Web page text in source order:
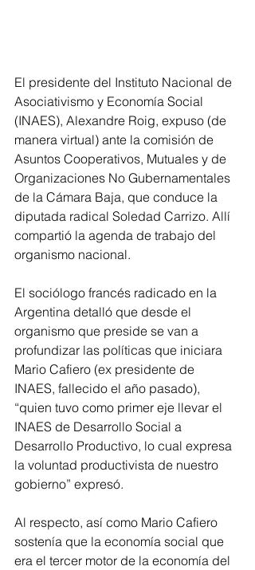
El presidente del Instituto Nacional de
Asociativismo y Economía Social
(INAES), Alexandre Roig, expuso (de
manera virtual) ante la comisión de
Asuntos Cooperativos, Mutuales y de
Organizaciones No Gubernamentales
de la Cámara Baja, que conduce la
diputada radical Soledad Carrizo. Allí
compartió la agenda de trabajo del
organismo nacional.
El sociólogo francés radicado en la
Argentina detalló que desde el
organismo que preside se van a
profundizar las políticas que iniciara
Mario Cafiero (ex presidente de
INAES, fallecido el año pasado),
“quien tuvo como primer eje llevar el
INAES de Desarrollo Social a
Desarrollo Productivo, lo cual expresa
la voluntad productivista de nuestro
gobierno” expresó.
Al respecto, así como Mario Cafiero
sostenía que la economía social que
era el tercer motor de la economía del